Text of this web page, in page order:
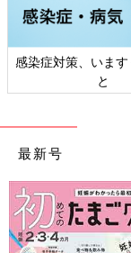
Choreograph/
第６位の縦型洗濯
ドラム式を選んだ
た。
「吐き戻しなど洗
で終わるのはあり
「乾燥機能があれ
「子どもから目が
感染症対策、います
と
最新号